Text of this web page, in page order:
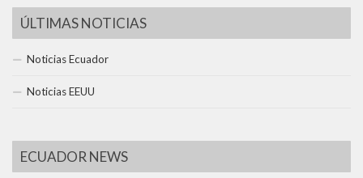
ÚLTIMAS NOTICIAS
Noticias Ecuador
Noticias EEUU
ECUADOR NEWS